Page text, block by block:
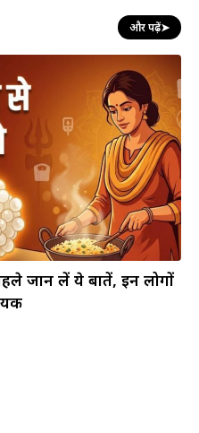
और पढ़ें➤
जान लें ये बातें, इन लोगों